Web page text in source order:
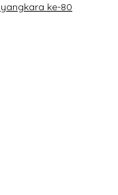
ke-80